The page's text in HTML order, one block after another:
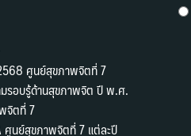
ศูนย์สุขภาพจิตที่ 7
มรอบรู้ด้านสุขภาพจิต ปี พ.ศ.
จิตที่ 7
ศูนย์สุขภาพจิตที่ 7 แต่ละปี